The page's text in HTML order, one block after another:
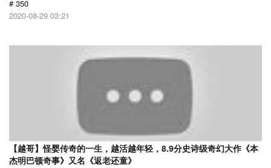
# 350
2020-08-29 03:21
【越哥】怪婴传奇的一生，越活越年轻，8.9分史诗级奇幻大作《本
杰明巴顿奇事》又名《返老还童》